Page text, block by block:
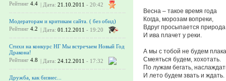
Рейтинг 4.4 | Дата: 21.10.2011 - 20:42
Модераторам и критикам сайта. ( без обид)
Рейтинг 4.2 | Дата: 01.12.2011 - 19:20
Стихи на конкурс НГ Мы встречаем Новый Год
Дракона!
Рейтинг 4.8 | Дата: 24.12.2011 - 17:32
Дружба, как бизнес...
Весна – такое время года
Когда, морозам вопреки,
Вдруг просыпается
И ива плачет у реки.
А мы с тобой не будем
Смеяться будем, хохотать.
По лужам бегать,
И лето будем звать и ждать.